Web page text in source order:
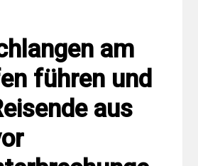
am
führen und
aus